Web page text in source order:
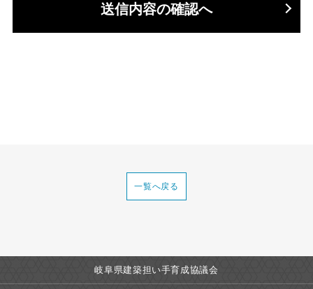
送信内容の確認へ
一覧へ戻る
岐阜県建築担い手育成協議会